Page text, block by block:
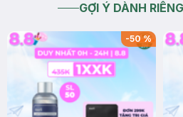
GỢI Ý DÀNH
-50%